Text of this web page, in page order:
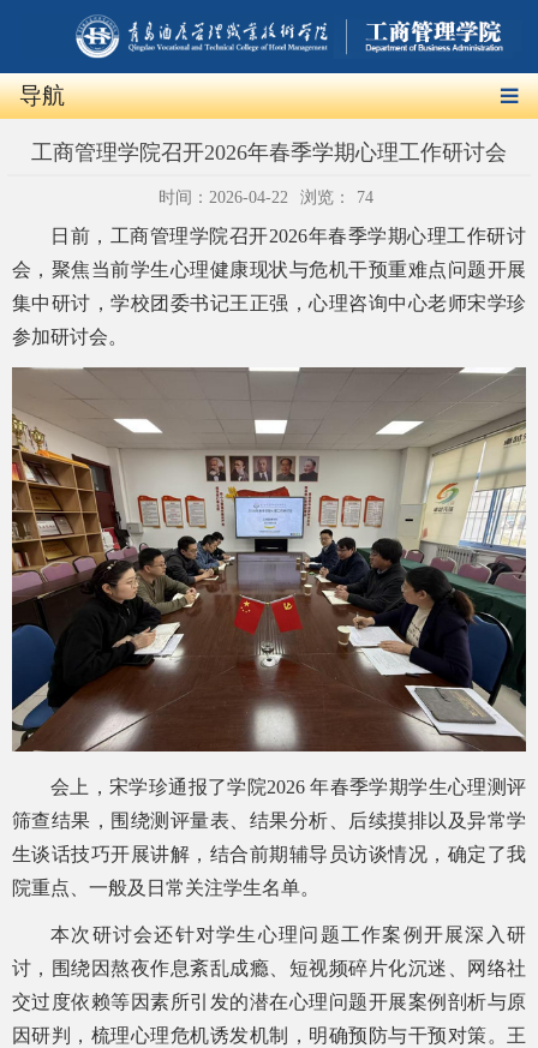
导航
工商管理学院召开2026年春季学期心理工作研讨会
时间：2026-04-22 浏览： 74
日前，工商管理学院召开2026年春季学期心理工作研讨
会，聚焦当前学生心理健康现状与危机干预重难点问题开展
集中研讨，学校团委书记王正强，心理咨询中心老师宋学珍
参加研讨会。
会上，宋学珍通报了学院2026 年春季学期学生心理测评
筛查结果，围绕测评量表、结果分析、后续摸排以及异常学
生谈话技巧开展讲解，结合前期辅导员访谈情况，确定了我
院重点、一般及日常关注学生名单。
本次研讨会还针对学生心理问题工作案例开展深入研
讨，围绕因熬夜作息紊乱成瘾、短视频碎片化沉迷、网络社
交过度依赖等因素所引发的潜在心理问题开展案例剖析与原
因研判，梳理心理危机诱发机制，明确预防与干预对策。王